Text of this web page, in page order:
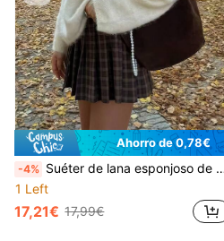
Ahorro de 0,78€
-4% Suéter de lana esponjoso de estilo suelto y casual con cuello redondo, manga larga y unicolor para mujer en otoño/invierno, tops de punto sueltos blancos, suéter de lana de estilo para ir y venir, nueva llegada de otoño/invierno, de vuelta a la escuela, adecuado para uso diario, ir y venir y compras, elegante y con estilo, invitado de boda, disfraz de Halloween, fiesta de Navidad
1 Left
17,21€ 17,99€